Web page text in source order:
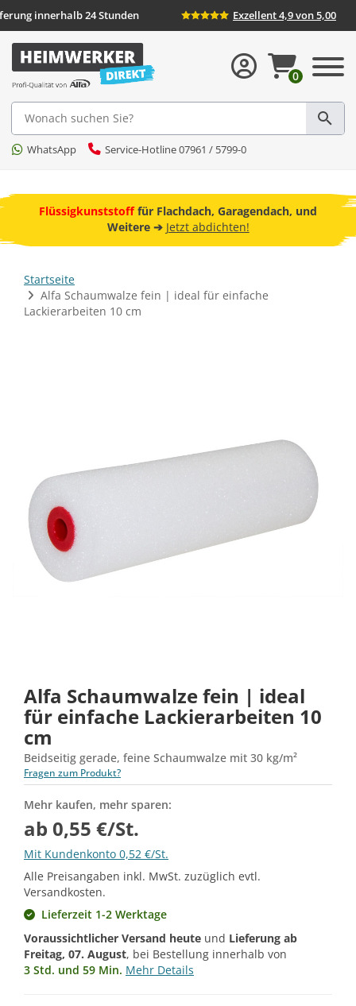
innerhalb 24 Stunden Exzellent 4,9 von 5,00
Suche
WhatsApp Service-Hotline 07961 / 5799-0
0
Flüssigkunststofffür Flachdach, Garagendach, und
Weitere ➔ Jetzt abdichten!
Startseite
Alfa Schaumwalze fein | ideal für einfache
Lackierarbeiten 10 cm
Alfa Schaumwalze fein | ideal
für einfache Lackierarbeiten 10
cm
Beidseitig gerade, feine Schaumwalze mit 30 kg/m²
Fragen zum Produkt?
Mehr kaufen, mehr sparen:
ab 0,55 €/St.
Mit Kundenkonto 0,52 €/St.
Alle Preisangaben inkl. MwSt. zuzüglich evtl.
Versandkosten.
Lieferzeit 1-2 Werktage
Voraussichtlicher Versand heute und Lieferung ab
Freitag, 07. August, bei Bestellung innerhalb von
3 Std. und 59 Min. Mehr Details